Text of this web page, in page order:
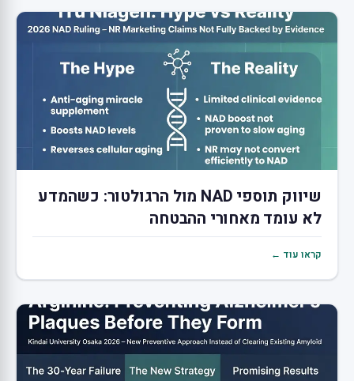
שיווק תוספי NAD מול הרגולטור: כשהמדע
לא עומד מאחורי ההבטחה
קראו עוד ←